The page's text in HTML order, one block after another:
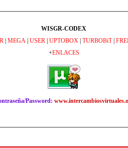
WISGR-CODEX
MEGA USER UPTOBOX TURBOBiT|
+ENLACES
Password: